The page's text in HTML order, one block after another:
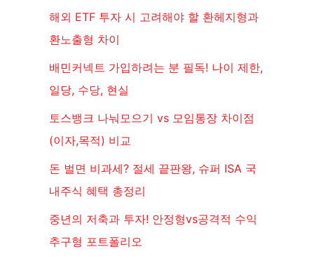
해외 ETF 투자 시 고려해야 할 환헤지형과
환노출형 차이
배민커넥트 가입하려는 분 필독! 나이 제한,
일당, 수당, 현실
토스뱅크 나눠모으기 vs 모임통장 차이점
(이자,목적) 비교
돈 벌면 비과세? 절세 끝판왕, 슈퍼 ISA 국
내주식 혜택 총정리
중년의 저축과 투자! 안정형vs공격적 수익
추구형 포트폴리오